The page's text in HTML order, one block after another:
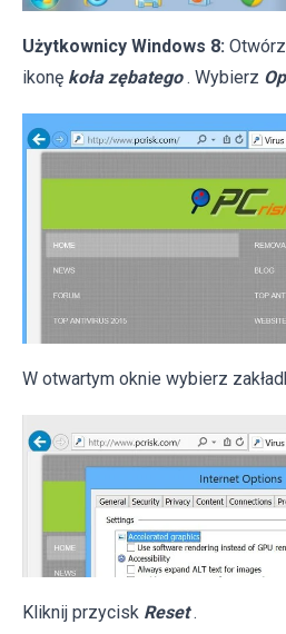
Użytkownicy Windows 8:
ikonę koła zębatego . Wybierz
W otwartym oknie wybierz
Kliknij przycisk Reset .